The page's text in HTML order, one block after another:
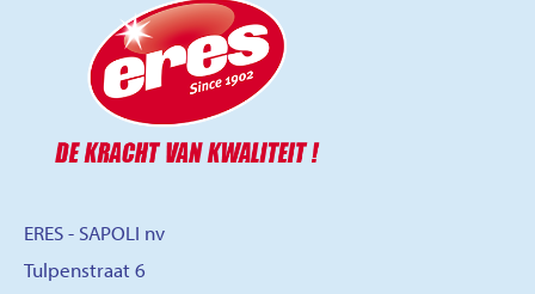
ERES - SAPOLI nv
Tulpenstraat 6